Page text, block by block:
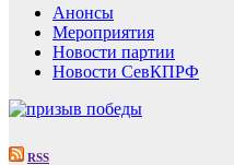
Анонсы
Мероприятия
Новости партии
Новости СевКПРФ
RSS